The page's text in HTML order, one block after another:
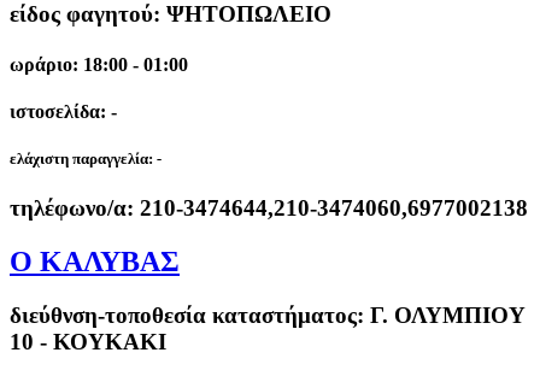
είδος φαγητού: ΨΗΤΟΠΩΛΕΙΟ
ωράριο: 18:00 - 01:00
ιστοσελίδα: -
ελάχιστη παραγγελία: -
τηλέφωνο/α: 210-3474644,210-3474060,6977002138
Ο ΚΑΛΥΒΑΣ
διεύθνση-τοποθεσία καταστήματος: Γ. ΟΛΥΜΠΙΟΥ
10 - ΚΟΥΚΑΚΙ